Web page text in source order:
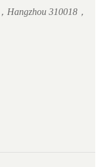
Hangzhou 310018，